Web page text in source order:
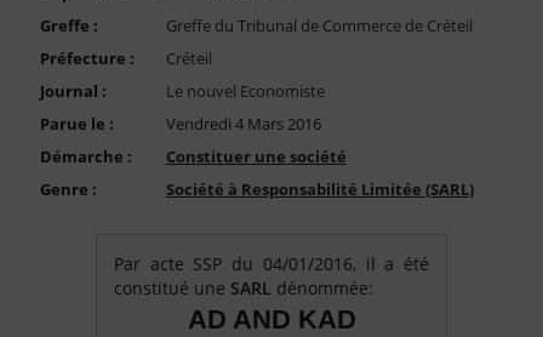
Compte PRO
Greffe :
Greffe du Tribunal de Commerce de Créteil
Préfecture :
Créteil
Journal :
Le nouvel Economiste
Parue le :
Vendredi 4 Mars 2016
Démarche :
Constituer une société
Genre :
Société à Responsabilité Limitée (SARL)
Par acte SSP du 04/01/2016, il a été
constitué une SARL dénommée:
AD AND KAD